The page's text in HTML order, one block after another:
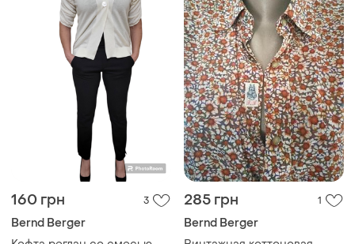
160 грн 3
Bernd Berger
285 грн 1
Bernd Berger